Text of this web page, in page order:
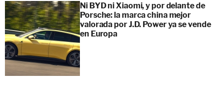
Ni BYD ni Xiaomi, y por delante de
Porsche: la marca china mejor
valorada por J.D. Power ya se vende
en Europa